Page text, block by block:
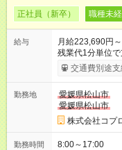
正社員（新卒） 職種未
給与
月給223,690円
交通費別途支
勤務地
愛媛県松山市
愛媛県松山市
株式会社コプ
勤務時間
8:00～17:00